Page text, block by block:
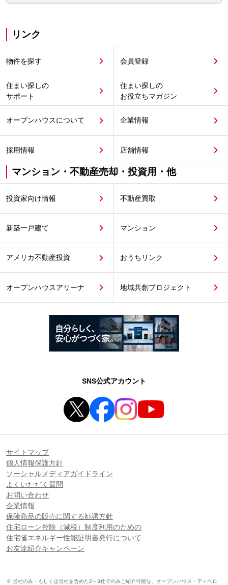
リンク
物件を探す 会員登録
住まい探しの
サポート
住まい探しの
お役立ちマガジン
オープンハウスについて 企業情報
採用情報 店舗情報
マンション・不動産売却・投資用・他
投資家向け情報 不動産買取
新築一戸建て マンション
アメリカ不動産投資 おうちリンク
オープンハウスアリーナ 地域共創プロジェクト
SNS公式アカウント
サイトマップ
個人情報保護方針
ソーシャルメディアガイドライン
よくいただく質問
お問い合わせ
企業情報
保険商品の販売に関する勧誘方針
住宅ローン控除（減税）制度利用のための
住宅省エネルギー性能証明書発行について
お友達紹介キャンペーン
※ 当社のみ・もしくは当社を含めた2～3社でのみご紹介可能な、オープンハウス・ディベロ